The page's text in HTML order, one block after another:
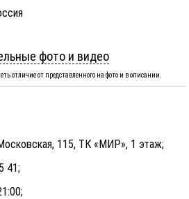
фото и видео
отличие от представленного на фото и в описании.
115, ТК «МИР», 1 этаж;
41;